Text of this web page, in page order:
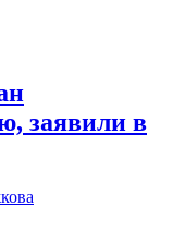
заявили в